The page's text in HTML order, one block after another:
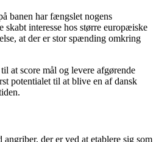
banen har fængslet nogens
interesse hos større europæiske
at der er stor spænding omkring
at score mål og levere afgørende
potentialet til at blive en af dansk
der er ved at etablere sig som